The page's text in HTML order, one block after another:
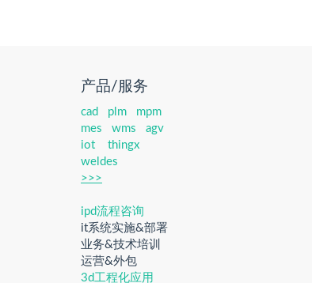
产品/服务
cad plm
mpm
mes
wms
agv
iot
thingx
weldes
>>>
ipd流程咨询
it系统实施&部署
业务&技术培训
运营&外包
3d工程化应用